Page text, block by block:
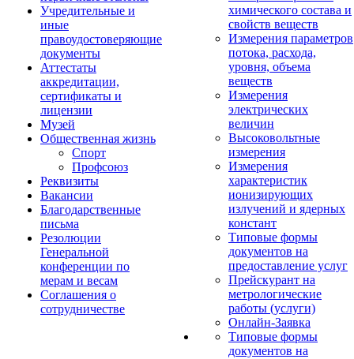
Учредительные и
иные
правоудостоверяющие
документы
Аттестаты
аккредитации,
сертификаты и
лицензии
Музей
Общественная жизнь
Спорт
Профсоюз
Реквизиты
Вакансии
Благодарственные
письма
Резолюции
Генеральной
конференции по
мерам и весам
Соглашения о
сотрудничестве
химического состава и
свойств веществ
Измерения параметров
потока, расхода,
уровня, объема
веществ
Измерения
электрических
величин
Высоковольтные
измерения
Измерения
характеристик
ионизирующих
излучений и ядерных
констант
Типовые формы
документов на
предоставление услуг
Прейскурант на
метрологические
работы (услуги)
Онлайн-Заявка
Типовые формы
документов на